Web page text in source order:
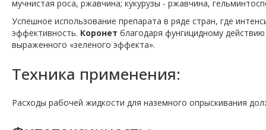
мучнистая роса, ржавчина; кукурузы - ржавчина,
Успешное использование препарата в ряде стран, где
эффективность. Коронет благодаря фунгицидному
выраженного «зеленого эффекта».
Техника применения:
Расходы рабочей жидкости для наземного опрыскивания